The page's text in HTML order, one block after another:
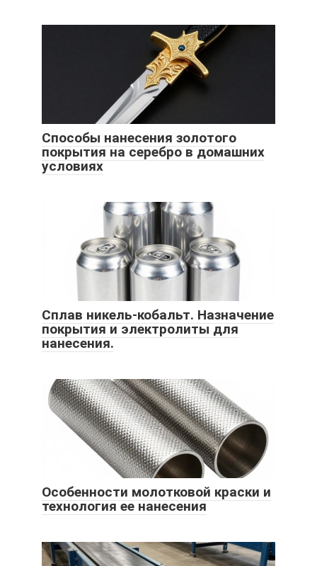
Способы нанесения золотого
покрытия на серебро в домашних
условиях
Сплав никель-кобальт. Назначение
покрытия и электролиты для
нанесения.
Особенности молотковой краски и
технология ее нанесения